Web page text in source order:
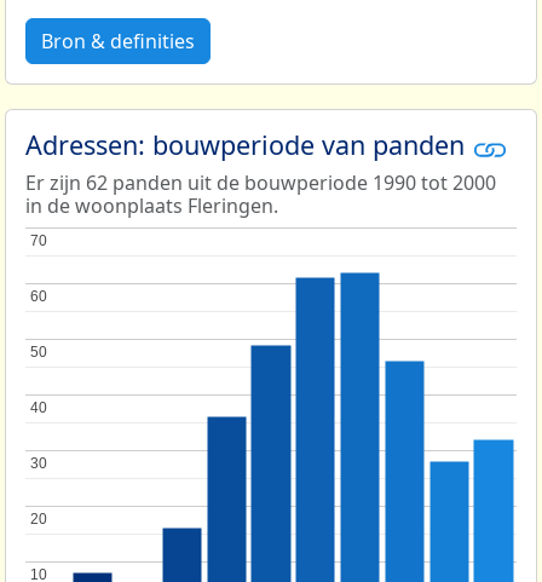
Bron & definities
Adressen: bouwperiode van panden
Er zijn 62 panden uit de bouwperiode 1990 tot 2000
in de woonplaats Fleringen.
10
10
20
20
30
30
40
40
50
50
60
60
70
70